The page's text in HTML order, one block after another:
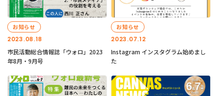
2023.08.18
お知らせ
市民活動総合情報誌「ウォロ」2023
年8月・9月号
2023.07.12
お知らせ
Instagram インスタグラム始めまし
た